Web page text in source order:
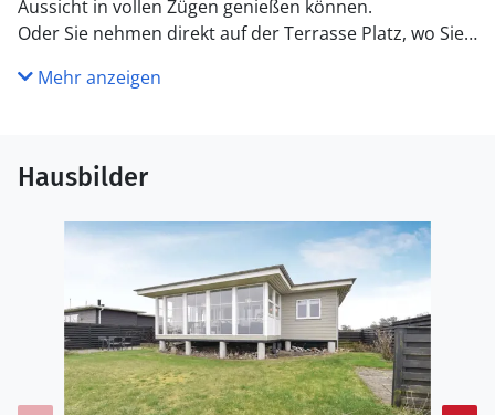
Aussicht in vollen Zügen genießen können.
Oder Sie nehmen direkt auf der Terrasse Platz, wo Sie
können.
macht das Kochen regelrecht zum Vergnügen.
Der Kaminofen im Wohnzimmer bietet Wärme und
gemütliche Stimmung.
Hier wohnen Sie in einer perfekten Lage für einen
Badeurlaub und gleichzeitig sind sehenswerte Orte wie
z. B. Odense in leicht erreichbar.
Mehr anzeigen
Hausbilder